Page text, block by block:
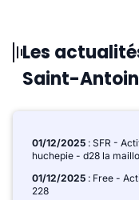
Les
Saint-
01/12/2025 : SFR -
huchepie - d28 la
01/12/2025 : Free -
228